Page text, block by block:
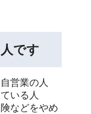
です
営業の人
いる人
などをやめ